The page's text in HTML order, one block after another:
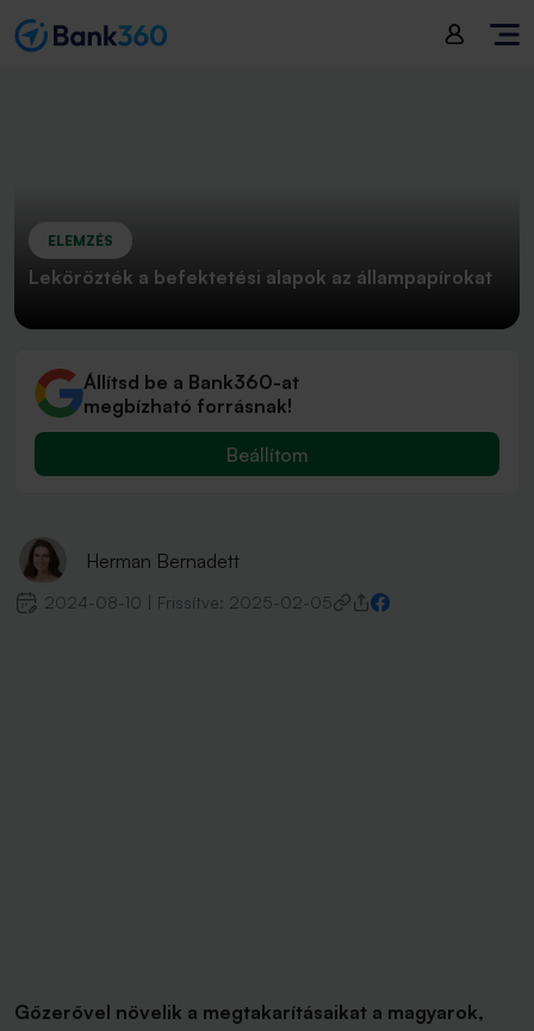
ELEMZÉS
Lekörözték a befektetési alapok az állampapírokat
Állítsd be a Bank360-at
megbízható forrásnak!
Beállítom
Herman Bernadett
2024-08-10 Frissítve: 2025-02-05
Gőzerővel növelik a megtakarításaikat a magyarok,